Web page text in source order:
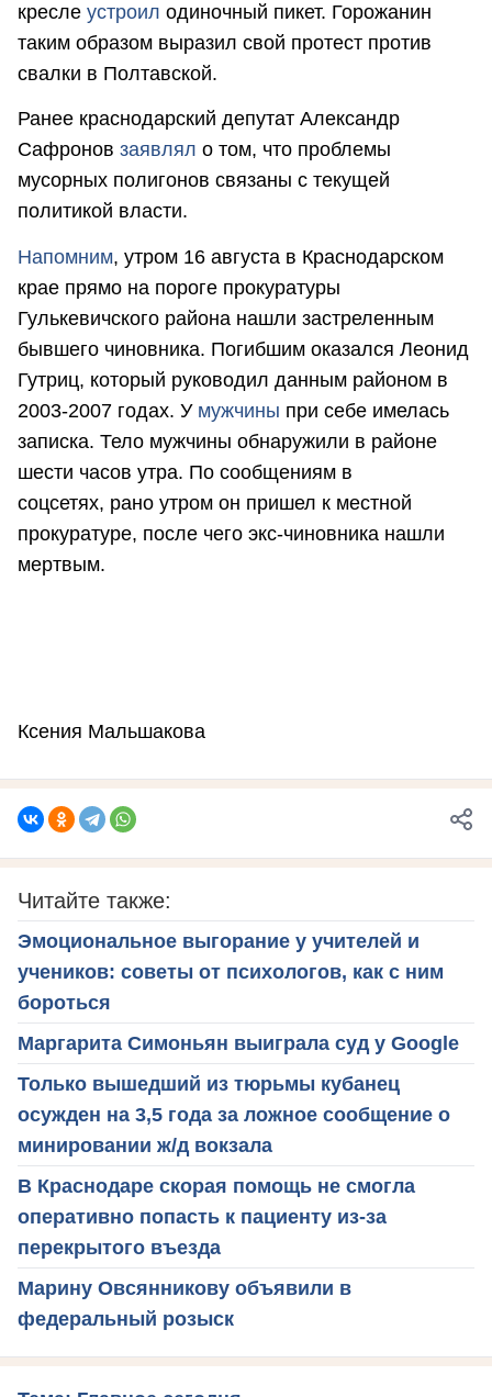
кресле устроил одиночный пикет. Горожанин
таким образом выразил свой протест против
свалки в Полтавской.
Ранее краснодарский депутат Александр
Сафронов заявлял о том, что проблемы
мусорных полигонов связаны с текущей
политикой власти.
Напомним, утром 16 августа в Краснодарском
крае прямо на пороге прокуратуры
Гулькевичского района нашли застреленным
бывшего чиновника. Погибшим оказался Леонид
Гутриц, который руководил данным районом в
2003-2007 годах. У мужчины при себе имелась
записка. Тело мужчины обнаружили в районе
шести часов утра. По сообщениям в
соцсетях, рано утром он пришел к местной
прокуратуре, после чего экс-чиновника нашли
мертвым.
Ксения Мальшакова
Читайте также:
Эмоциональное выгорание у учителей и
учеников: советы от психологов, как с ним
бороться
Маргарита Симоньян выиграла суд у Google
Только вышедший из тюрьмы кубанец
осужден на 3,5 года за ложное сообщение о
минировании ж/д вокзала
В Краснодаре скорая помощь не смогла
оперативно попасть к пациенту из-за
перекрытого въезда
Марину Овсянникову объявили в
федеральный розыск